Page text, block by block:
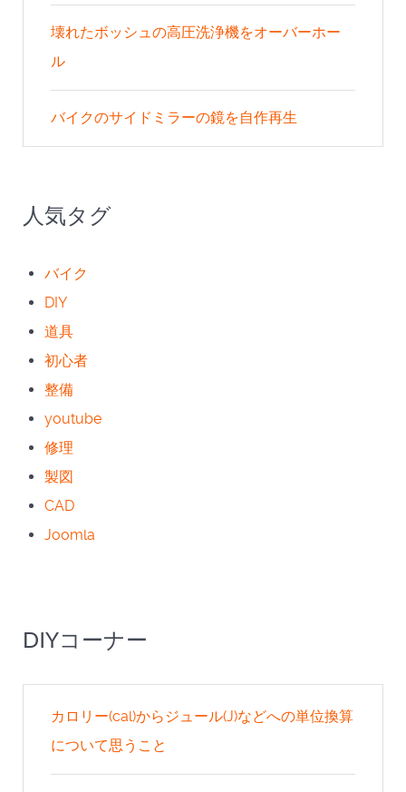
壊れたボッシュの高圧洗浄機をオーバーホー
ル
バイクのサイドミラーの鏡を自作再生
人気タグ
バイク
DIY
道具
初心者
整備
youtube
修理
製図
CAD
Joomla
DIYコーナー
カロリー(cal)からジュール(J)などへの単位換算
について思うこと